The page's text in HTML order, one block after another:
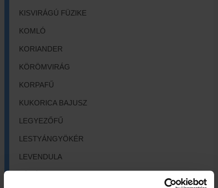
KISVIRÁGÚ FÜZIKE
KOMLÓ
KORIANDER
KÖRÖMVIRÁG
KORPAFŰ
KUKORICA BAJUSZ
LEGYEZŐFŰ
LESTYÁNGYÖKÉR
LEVENDULA